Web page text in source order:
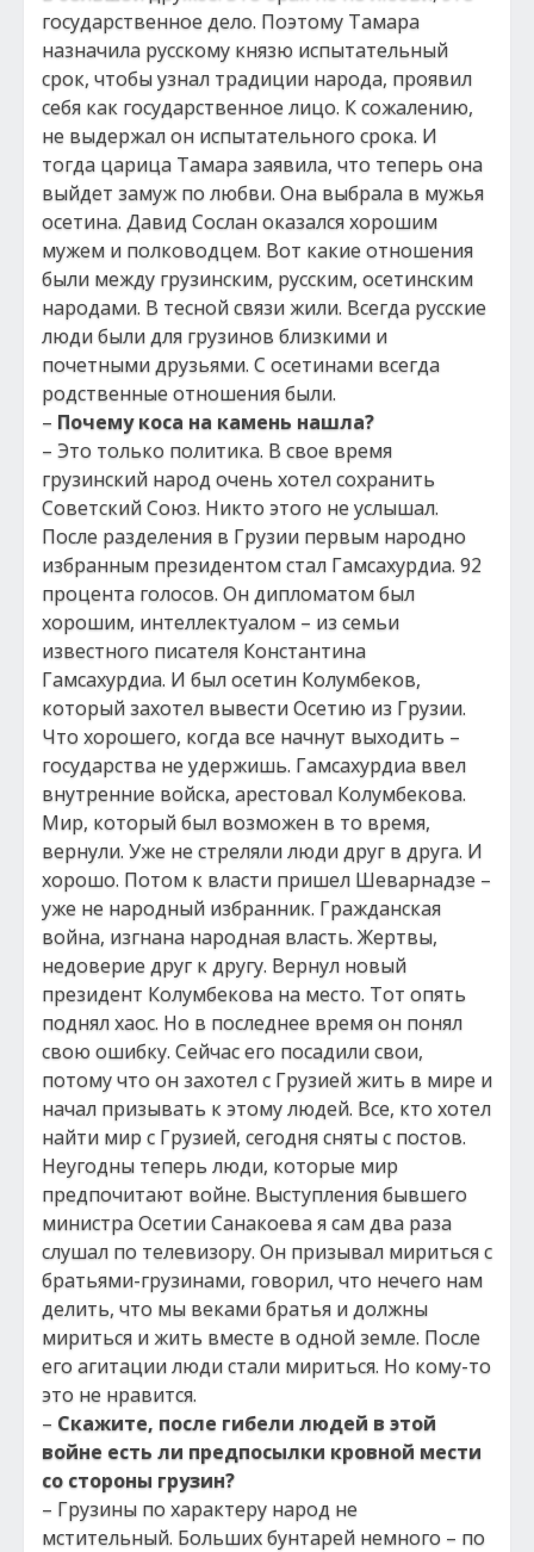
государственное дело. Поэтому Тамара
назначила русскому князю испытательный
срок, чтобы узнал традиции народа, проявил
себя как государственное лицо. К сожалению,
не выдержал он испытательного срока. И
тогда царица Тамара заявила, что теперь она
выйдет замуж по любви. Она выбрала в мужья
осетина. Давид Сослан оказался хорошим
мужем и полководцем. Вот какие отношения
были между грузинским, русским, осетинским
народами. В тесной связи жили. Всегда русские
люди были для грузинов близкими и
почетными друзьями. С осетинами всегда
родственные отношения были.
– Почему коса на камень нашла?
– Это только политика. В свое время
грузинский народ очень хотел сохранить
Советский Союз. Никто этого не услышал.
После разделения в Грузии первым народно
избранным президентом стал Гамсахурдиа. 92
процента голосов. Он дипломатом был
хорошим, интеллектуалом – из семьи
известного писателя Константина
Гамсахурдиа. И был осетин Колумбеков,
который захотел вывести Осетию из Грузии.
Что хорошего, когда все начнут выходить –
государства не удержишь. Гамсахурдиа ввел
внутренние войска, арестовал Колумбекова.
Мир, который был возможен в то время,
вернули. Уже не стреляли люди друг в друга. И
хорошо. Потом к власти пришел Шеварнадзе –
уже не народный избранник. Гражданская
война, изгнана народная власть. Жертвы,
недоверие друг к другу. Вернул новый
президент Колумбекова на место. Тот опять
поднял хаос. Но в последнее время он понял
свою ошибку. Сейчас его посадили свои,
потому что он захотел с Грузией жить в мире и
начал призывать к этому людей. Все, кто хотел
найти мир с Грузией, сегодня сняты с постов.
Неугодны теперь люди, которые мир
предпочитают войне. Выступления бывшего
министра Осетии Санакоева я сам два раза
слушал по телевизору. Он призывал мириться с
братьями-грузинами, говорил, что нечего нам
делить, что мы веками братья и должны
мириться и жить вместе в одной земле. После
его агитации люди стали мириться. Но кому-то
это не нравится.
– Скажите, после гибели людей в этой
войне есть ли предпосылки кровной мести
со стороны грузин?
– Грузины по характеру народ не
мстительный. Больших бунтарей немного – по